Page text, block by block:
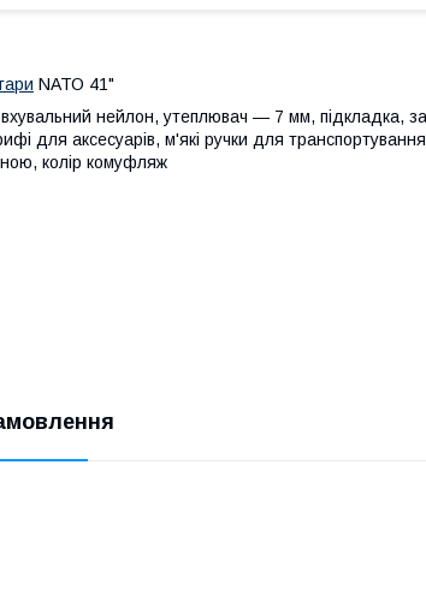
NАТО 41"
нейлон, утеплювач — 7 мм, підкладка,
для аксесуарів, м'які ручки для
колір комуфляж